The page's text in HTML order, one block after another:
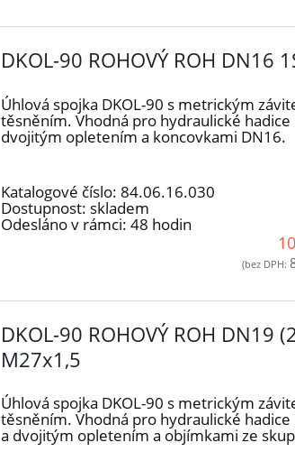
DKOL-90 ROHOVÝ ROH DN16
Úhlová spojka DKOL-90 s metrickým
těsněním. Vhodná pro hydraulické
dvojitým opletením a koncovkami DN16.
Katalogové číslo: 84.06.16.030
Dostupnost: skladem
Odesláno v rámci: 48 hodin
(bez DPH:
DKOL-90 ROHOVÝ ROH DN19
M27x1,5
Úhlová spojka DKOL-90 s metrickým
těsněním. Vhodná pro hydraulické
a dvojitým opletením a objímkami ze